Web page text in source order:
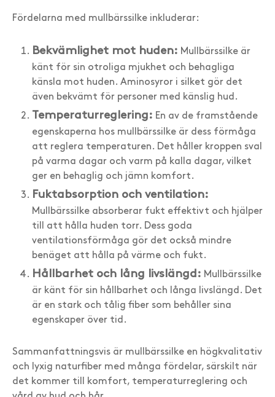
Fördelarna med mullbärssilke inkluderar:
Bekvämlighet mot huden: Mullbärssilke är
känt för sin otroliga mjukhet och behagliga
känsla mot huden. Aminosyror i silket gör det
även bekvämt för personer med känslig hud.
Temperaturreglering: En av de framstående
egenskaperna hos mullbärssilke är dess förmåga
att reglera temperaturen. Det håller kroppen sval
på varma dagar och varm på kalla dagar, vilket
ger en behaglig och jämn komfort.
Fuktabsorption och ventilation:
Mullbärssilke absorberar fukt effektivt och hjälper
till att hålla huden torr. Dess goda
ventilationsförmåga gör det också mindre
benäget att hålla på värme och fukt.
Hållbarhet och lång livslängd: Mullbärssilke
är känt för sin hållbarhet och långa livslängd. Det
är en stark och tålig fiber som behåller sina
egenskaper över tid.
Sammanfattningsvis är mullbärssilke en högkvalitativ
och lyxig naturfiber med många fördelar, särskilt när
det kommer till komfort, temperaturreglering och